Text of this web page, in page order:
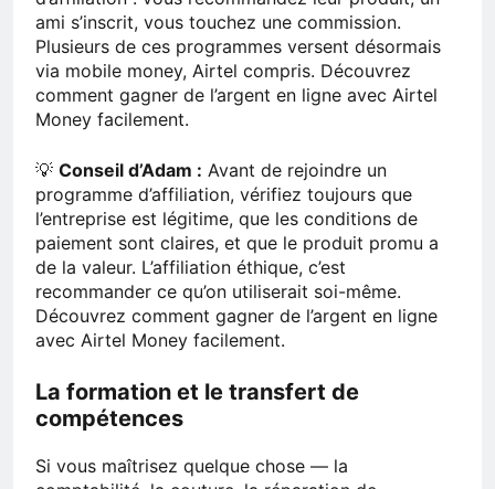
ami s’inscrit, vous touchez une commission.
Plusieurs de ces programmes versent désormais
via mobile money, Airtel compris. Découvrez
comment gagner de l’argent en ligne avec Airtel
Money facilement.
💡 Conseil d’Adam : Avant de rejoindre un
programme d’affiliation, vérifiez toujours que
l’entreprise est légitime, que les conditions de
paiement sont claires, et que le produit promu a
de la valeur. L’affiliation éthique, c’est
recommander ce qu’on utiliserait soi-même.
Découvrez comment gagner de l’argent en ligne
avec Airtel Money facilement.
La formation et le transfert de
compétences
Si vous maîtrisez quelque chose — la